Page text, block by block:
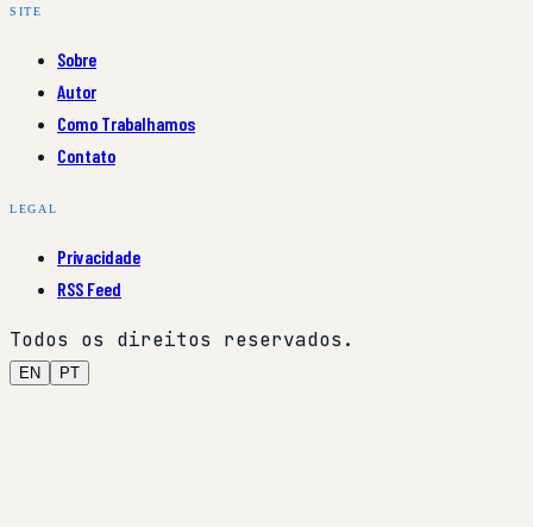
SITE
Sobre
Autor
Como Trabalhamos
Contato
LEGAL
Privacidade
RSS Feed
Todos os direitos reservados.
EN PT